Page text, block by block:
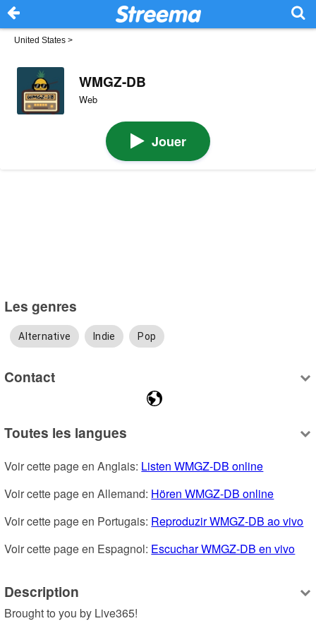
United States >
WMGZ-DB
Web
Jouer
Les genres
Alternative Indie Pop
Contact
Toutes les langues
Voir cette page en Anglais: Listen WMGZ-DB online
Voir cette page en Allemand: Hören WMGZ-DB online
Voir cette page en Portugais: Reproduzir WMGZ-DB ao vivo
Voir cette page en Espagnol: Escuchar WMGZ-DB en vivo
Description
Brought to you by Live365!